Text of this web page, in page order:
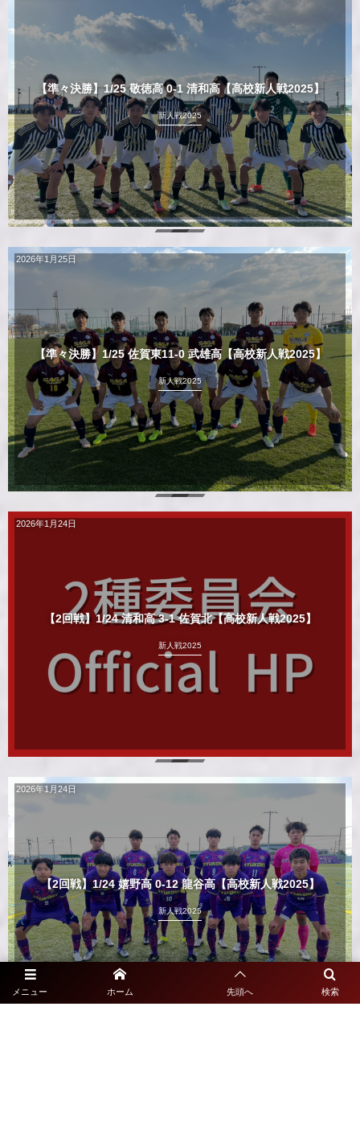
【準々決勝】1/25 敬徳高 0-1 清和高【高校新人戦2025】
新人戦2025
【準々決勝】1/25 佐賀東11-0 武雄高【高校新人戦2025】
2026年1月25日
新人戦2025
【2回戦】1/24 清和高 3-1 佐賀北【高校新人戦2025】
2026年1月24日
新人戦2025
【2回戦】1/24 嬉野高 0-12 龍谷高【高校新人戦2025】
2026年1月24日
新人戦2025
メニュー 検索
ホーム 先頭へ